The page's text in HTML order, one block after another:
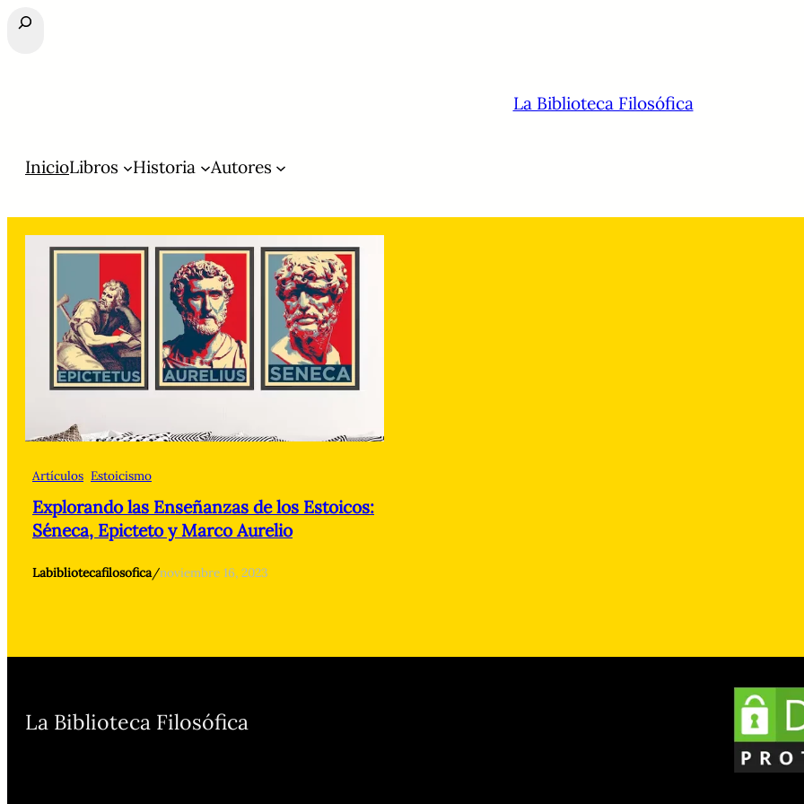
Buscar
La Biblioteca Filosófica
InicioLibros Historia Autores
Artículos Estoicismo
Explorando las Enseñanzas de los Estoicos:
Séneca, Epicteto y Marco Aurelio
Labibliotecafilosofica/noviembre 16, 2023
La Biblioteca Filosófica